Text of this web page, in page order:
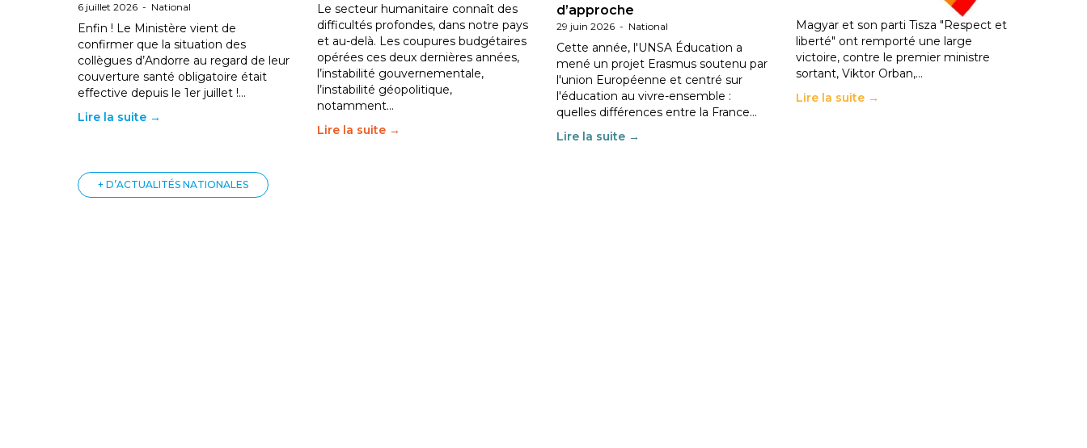
6 juillet 2026 - National
Enfin ! Le Ministère vient de
confirmer que la situation des
collègues d’Andorre au regard de leur
couverture santé obligatoire était
effective depuis le 1er juillet !…
Lire la suite →
Le secteur humanitaire connaît des
difficultés profondes, dans notre pays
et au-delà. Les coupures budgétaires
opérées ces deux dernières années,
l’instabilité gouvernementale,
l’instabilité géopolitique,
notamment…
Lire la suite →
d’approche
29 juin 2026 - National
Cette année, l'UNSA Éducation a
mené un projet Erasmus soutenu par
l'union Européenne et centré sur
l'éducation au vivre-ensemble :
quelles différences entre la France…
Lire la suite →
En Hongrie, le conservateur Peter
Magyar et son parti Tisza "Respect et
liberté" ont remporté une large
victoire, contre le premier ministre
sortant, Viktor Orban,…
Lire la suite →
+ D’ACTUALITÉS NATIONALES